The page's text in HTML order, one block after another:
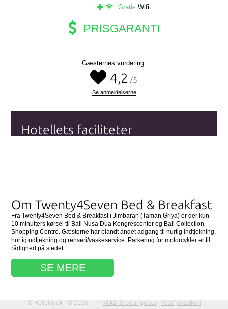
Gratis Wifi
PRISGARANTI
Gæsternes vurdering:
4,2 /5
Se anmeldelserne
Hotellets faciliteter
Om Twenty4Seven Bed & Breakfast
Fra Twenty4Seven Bed & Breakfast i Jimbaran (Taman Griya) er der kun
10 minutters kørsel til Bali Nusa Dua Kongrescenter og Bali Collection
Shopping Centre. Gæsterne har blandt andet adgang til hurtig indtjekning,
hurtig udtjekning og renseri/vaskeservice. Parkering for motorcykler er til
rådighed på stedet.
SE MERE
© Hotello.dk - © 2026 | Vilkår & betingelser - Festfyrværkeri